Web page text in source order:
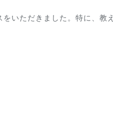
いただきました。特に、教え